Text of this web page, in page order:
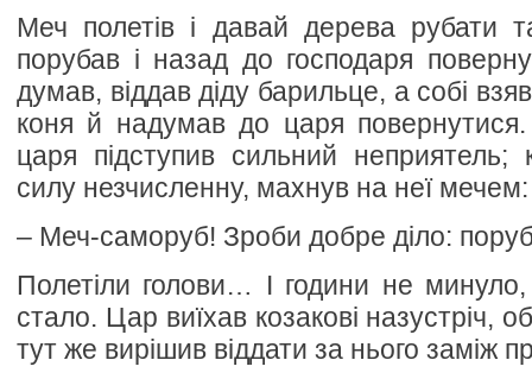
Меч полетів і давай дерева рубати
порубав і назад до господаря
думав, віддав діду барильце, а собі
коня й надумав до царя
царя підступив сильний неприятель;
силу незчисленну, махнув на неї мечем:
– Меч-саморуб! Зроби добре діло:
Полетіли голови… І години не
стало. Цар виїхав козакові назустріч,
тут же вирішив віддати за нього заміж